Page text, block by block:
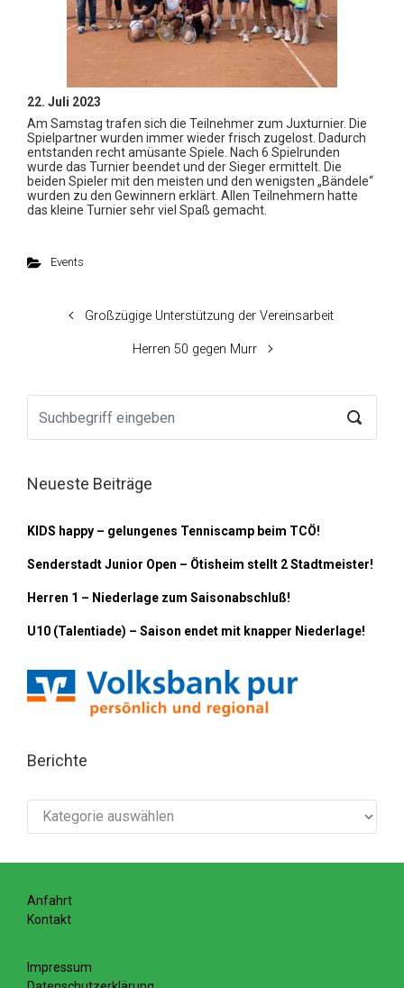
22. Juli 2023
Am Samstag trafen sich die Teilnehmer zum Juxturnier. Die
Spielpartner wurden immer wieder frisch zugelost. Dadurch
entstanden recht amüsante Spiele. Nach 6 Spielrunden
wurde das Turnier beendet und der Sieger ermittelt. Die
beiden Spieler mit den meisten und den wenigsten „Bändele“
wurden zu den Gewinnern erklärt. Allen Teilnehmern hatte
das kleine Turnier sehr viel Spaß gemacht.
Events
Großzügige Unterstützung der Vereinsarbeit
Herren 50 gegen Murr
Neueste Beiträge
KIDS happy – gelungenes Tenniscamp beim TCÖ!
Senderstadt Junior Open – Ötisheim stellt 2 Stadtmeister!
Herren 1 – Niederlage zum Saisonabschluß!
U10 (Talentiade) – Saison endet mit knapper Niederlage!
Berichte
Berichte
Anfahrt
Kontakt
Impressum